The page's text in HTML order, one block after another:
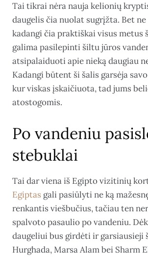
Tai tikrai nėra nauja kelionių
daugelis čia nuolat sugrįžta. Bet
kadangi čia praktiškai visus metus
galima pasilepinti šiltu jūros
atsipalaiduoti apie nieką daugiau
Kadangi būtent ši šalis garsėja
kur viskas įskaičiuota, tad jums
atostogomis.
Po vandeniu
stebuklai
Tai dar viena iš Egipto vizitinių
Egiptas gali pasiūlyti ne ką
renkantis viešbučius, tačiau ten
spalvoto pasaulio po vandeniu.
daugeliui bus girdėti ir garsiausieji
Hurghada, Marsa Alam bei Sharm